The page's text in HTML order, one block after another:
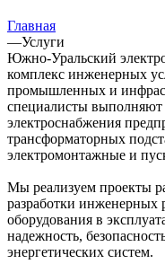
Главная
—Услуги
Южно-Уральский
комплекс инженерных
промышленных и
специалисты выполняют
электроснабжения
трансформаторных
электромонтажные и
Мы реализуем проекты
разработки инженерных
оборудования в
надежность,
энергетических систем.